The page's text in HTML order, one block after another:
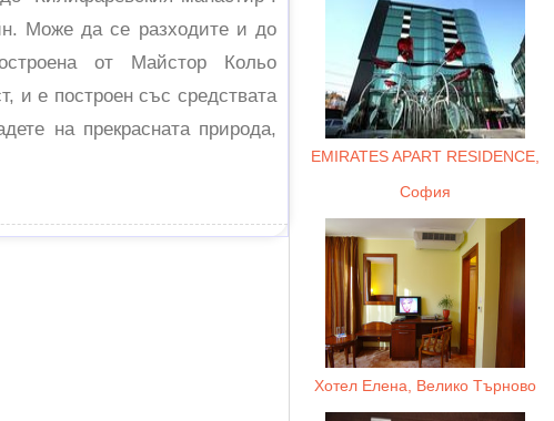
Може да се разходите и до
от Майстор Кольо
и е построен със средствата
на прекрасната природа,
EMIRATES APART RESIDENCE,
София
Хотел Елена, Велико Търново